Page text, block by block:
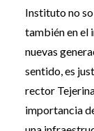
Instituto no
también en el
nuevas
sentido, es
rector
importancia